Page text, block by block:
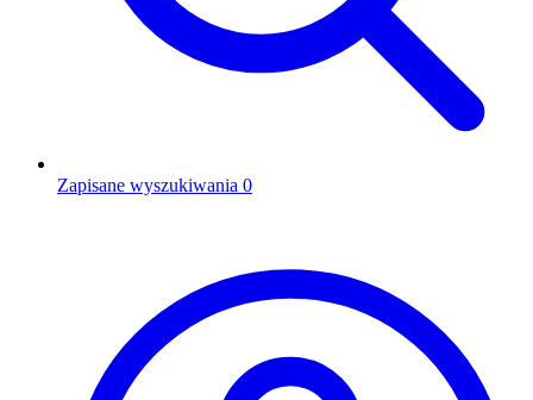
Zapisane wyszukiwania 0